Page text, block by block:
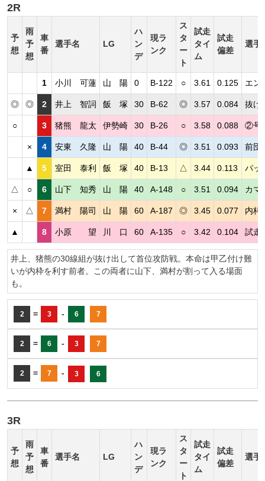
2R
予
想
雨
予
想
車
番
選手名 LG
ハ
ン
デ
現ラ
ンク
ス
タ
ー
ト
試走
タイ
ム
試走
偏差
選手
1 小川 可蓮 山 陽 0 B-122 ○ 3.61 0.125 エン
◎ ◎ 2 井上 智詞 飯 塚 30 B-62 ◎ 3.57 0.084 抜け
○ 3 猪熊 龍太 伊勢崎 30 B-26 ○ 3.58 0.088 ②号
× 4 安東 久隆 山 陽 40 B-44 ◎ 3.51 0.093 前団
▲ 5 室田 泰利 飯 塚 40 B-13 △ 3.44 0.113 パッ
△ ○ 6 山下 知秀 山 陽 40 A-148 ○ 3.51 0.094 カマ
× △ 7 満村 陽司 山 陽 60 A-187 ◎ 3.45 0.077 内枠
▲ 8 小原 望 川 口 60 A-135 ○ 3.42 0.104 試走
井上、猪熊の30線組が抜け出して首位攻防戦。本命は甲乙付け難
いが内枠を利す前者。この両者に山下、満村が割って入る場面
も。
2 = 3 - 6 7
2 = 6 - 3 7
2 = 7 - 3 6
3R
予
想
雨
予
想
車
番
選手名 LG
ハ
ン
デ
現ラ
ンク
ス
タ
ー
ト
試走
タイ
ム
試走
偏差
選手